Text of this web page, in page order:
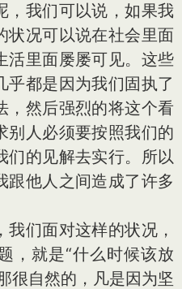
我们可以说，如果我
状况可以说在社会里面
活里面屡屡可见。这些
乎都是因为我们固执了
，然后强烈的将这个看
别人必须要按照我们的
们的见解去实行。所以
跟他人之间造成了许多
们面对这样的状况，
，就是“什么时候该放
很自然的，凡是因为坚